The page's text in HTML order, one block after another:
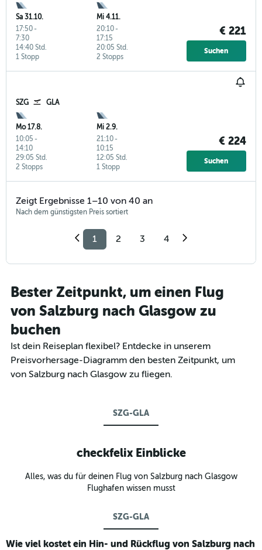
Sa 31.10.
17:50-
7:30
1 Stopp
14:40 Std.
Mi 4.11.
20:10-
17:15
2 Stopps
20:05 Std.
€ 221
Suchen
SZG GLA
Mo 17.8.
10:05 -
14:10
2 Stopps
29:05 Std.
Mi 2.9.
21:10-
10:15
1 Stopp
12:05 Std.
€ 224
Suchen
Zeigt Ergebnisse 1–10 von 40 an
Nach dem günstigsten Preis sortiert
1 2 3 4
Bester Zeitpunkt, um einen Flug
von Salzburg nach Glasgow zu
buchen
Ist dein Reiseplan flexibel? Entdecke in unserem
Preisvorhersage-Diagramm den besten Zeitpunkt, um
von Salzburg nach Glasgow zu fliegen.
SZG-GLA
checkfelix Einblicke
Alles, was du für deinen Flug von Salzburg nach Glasgow
Flughafen wissen musst
SZG-GLA
Wie viel kostet ein Hin- und Rückflug von Salzburg nach